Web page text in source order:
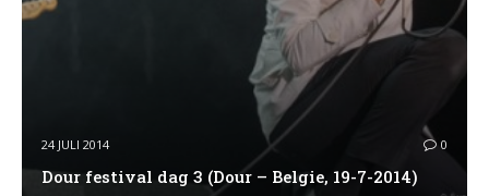
24 JULI 2014 0
Dour festival dag 3 (Dour – Belgie, 19-7-2014)